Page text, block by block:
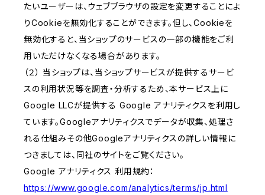
たいユーザーは、ウェブブラウザの設定を変更することによ
りCookieを無効化することができます。但し、Cookieを
無効化すると、当ショップのサービスの一部の機能をご利
用いただけなくなる場合があります。
（２） 当ショップは、当ショップサービスが提供するサービ
スの利用状況等を調査・分析するため、本サービス上に
Google LLCが提供する Google アナリティクスを利用し
ています。Googleアナリティクスでデータが収集、処理さ
れる仕組みその他Googleアナリティクスの詳しい情報に
つきましては、同社のサイトをご覧ください。
Google アナリティクス 利用規約：
https://www.google.com/analytics/terms/jp.html